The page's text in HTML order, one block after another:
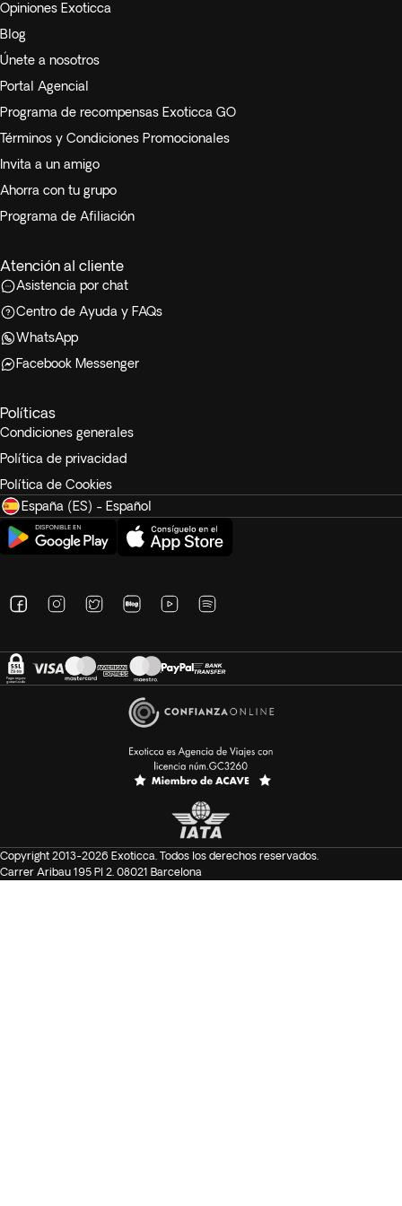
Opiniones Exoticca
Blog
Únete a nosotros
Portal Agencial
Programa de recompensas Exoticca GO
Términos y Condiciones Promocionales
Invita a un amigo
Ahorra con tu grupo
Programa de Afiliación
Atención al cliente
Asistencia por chat
Centro de Ayuda y FAQs
WhatsApp
Facebook Messenger
Políticas
Condiciones generales
Política de privacidad
Política de Cookies
España (ES) - Español
Copyright 2013-2026 Exoticca. Todos los derechos reservados.
Carrer Aribau 195 Pl 2. 08021 Barcelona